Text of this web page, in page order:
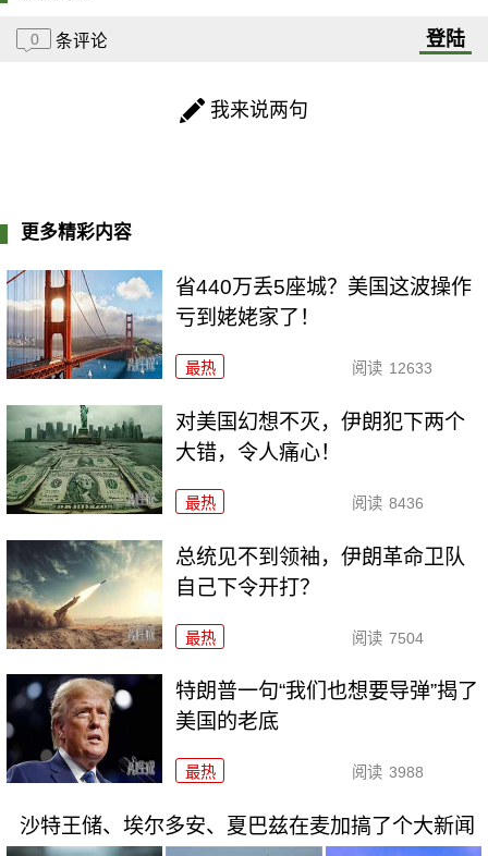
0 条评论 登陆
我来说两句
更多精彩内容
省440万丢5座城？美国这波操作
亏到姥姥家了！
最热 阅读 12633
对美国幻想不灭，伊朗犯下两个
大错，令人痛心！
最热 阅读 8436
总统见不到领袖，伊朗革命卫队
自己下令开打？
最热 阅读 7504
特朗普一句“我们也想要导弹”揭了
美国的老底
最热 阅读 3988
沙特王储、埃尔多安、夏巴兹在麦加搞了个大新闻